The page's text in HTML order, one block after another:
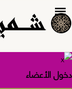
الأعضاء